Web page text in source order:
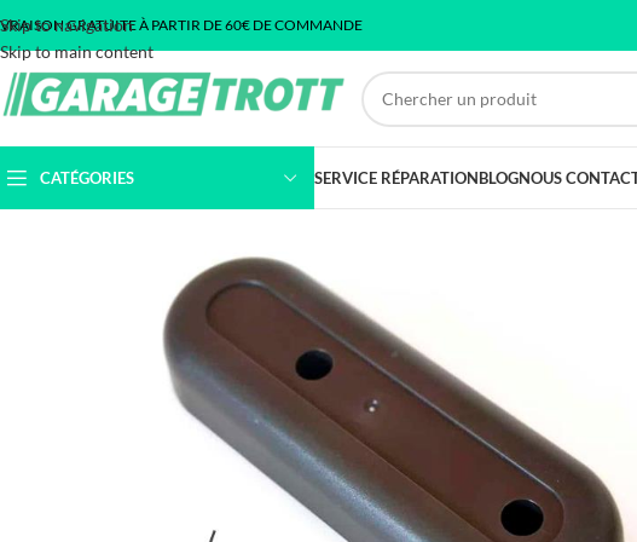
Skip to navigation
Skip to main content
GRATUITE À PARTIR DE 60€ DE COMMANDE
CATÉGORIES SERVICE RÉPARATIONBLOGNOUS